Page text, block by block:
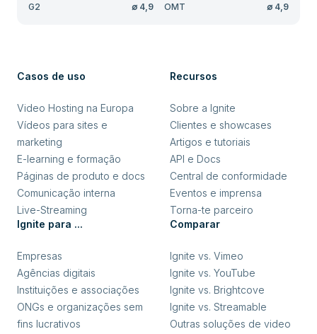
G2
∅ 4,9 OMT ∅ 4,9
Casos de uso
Video Hosting na Europa
Vídeos para sites e
marketing
E-learning e formação
Páginas de produto e docs
Comunicação interna
Live-Streaming
Ignite para ...
Empresas
Agências digitais
Instituições e associações
ONGs e organizações sem
fins lucrativos
Recursos
Sobre a Ignite
Clientes e showcases
Artigos e tutoriais
API e Docs
Central de conformidade
Eventos e imprensa
Torna-te parceiro
Comparar
Ignite vs. Vimeo
Ignite vs. YouTube
Ignite vs. Brightcove
Ignite vs. Streamable
Outras soluções de video